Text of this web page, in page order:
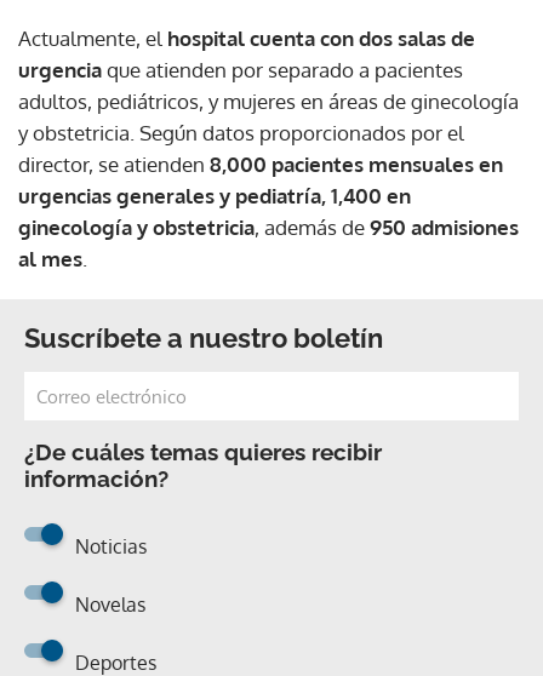
Actualmente, el hospital cuenta con dos salas de
urgenciaque atienden por separado a pacientes
adultos, pediátricos, y mujeres en áreas de ginecología
y obstetricia. Según datos proporcionados por el
director, se atienden 8,000 pacientes mensuales en
urgencias generales y pediatría,1,400 en
ginecología y obstetricia, además de950 admisiones
al mes
Suscríbete a nuestro boletín
¿De cuáles temas quieres recibir
información?
Noticias
Novelas
Deportes